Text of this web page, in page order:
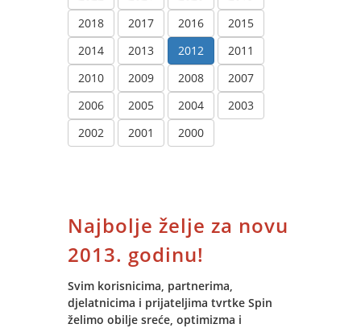
2018
2017 2016
2015
2014
2013 2012
2011
2010
2009 2008
2007
2006
2005 2004
2003
2002
2001 2000
Najbolje želje za novu
2013. godinu!
Svim korisnicima, partnerima,
djelatnicima i prijateljima tvrtke Spin
želimo obilje sreće, optimizma i